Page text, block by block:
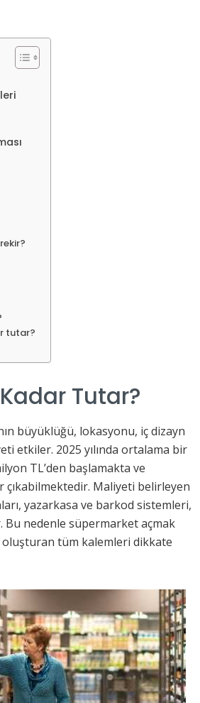
tutar?
Tutar?
büyüklüğü, lokasyonu, iç dizayn
etkiler. 2025 yılında ortalama bir
TL’den başlamakta ve
Maliyeti belirleyen
yazarkasa ve barkod sistemleri,
nedenle süpermarket açmak
oluşturan tüm kalemleri dikkate